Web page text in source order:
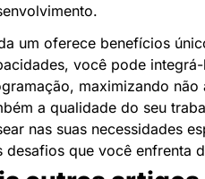
um oferece benefícios
você pode
maximizando
a qualidade do seu
nas suas necessidades
desafios que você enfrenta